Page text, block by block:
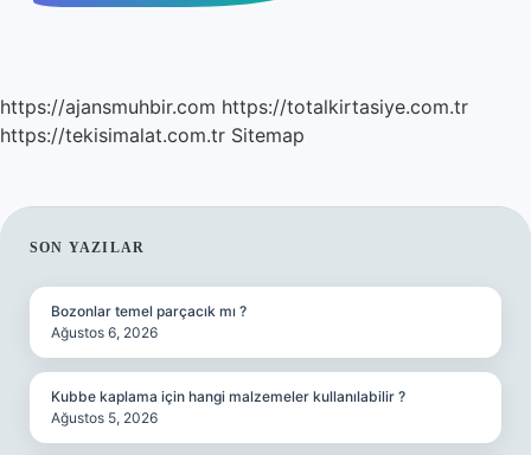
https://ajansmuhbir.com https://totalkirtasiye.com.tr
https://tekisimalat.com.tr Sitemap
SIDEBAR
SON YAZILAR
Bozonlar temel parçacık mı ?
Ağustos 6, 2026
Kubbe kaplama için hangi malzemeler kullanılabilir ?
Ağustos 5, 2026